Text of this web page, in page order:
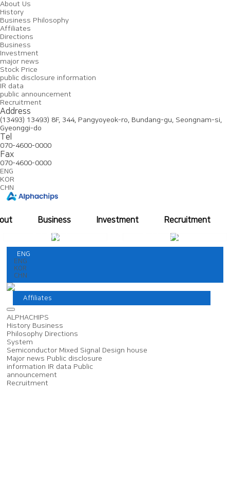
About Us
History
Business Philosophy
Affiliates
Directions
Business
Investment
major news
Stock Price
public disclosure information
IR data
public announcement
Recruitment
Address
(13493) 13493) 8F, 344, Pangyoyeok-ro, Bundang-gu, Seongnam-si,
Gyeonggi-do
Tel
070-4600-0000
Fax
070-4600-0000
ENG
KOR
CHN
Business Investment Recruitment
ENG
ENG
KOR
CHN
Affiliates
ALPHACHIPS
History Business
Philosophy Directions
System
Semiconductor Mixed Signal Design house
Major news Public disclosure
information IR data Public
announcement
Recruitment
DS Division Fabless Division